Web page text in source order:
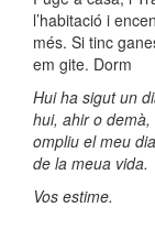
l’habitació i
més. Si tinc
em gite. Dorm
Hui ha sigut un
hui, ahir o demà,
ompliu el meu
de la meua vida.
Vos estime.